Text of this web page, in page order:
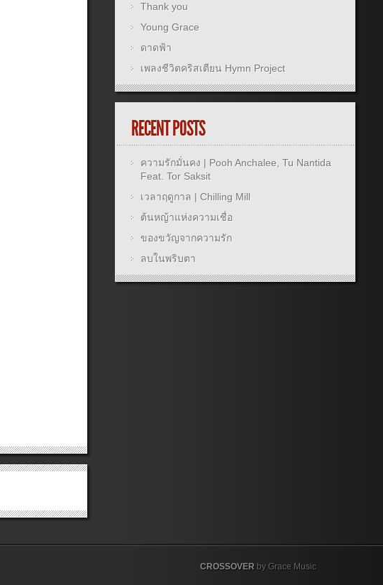
Thank you
Young Grace
ดาดฟ้า
เพลงชีวิตคริสเตียน Hymn Project
RECENT POSTS
ความรักมั่นคง | Pooh Anchalee, Tu Nantida
Feat. Tor Saksit
เวลาฤดูกาล | Chilling Mill
ต้นหญ้าแห่งความเชื่อ
ของขวัญจากความรัก
ลบในพริบตา
CROSSOVERby Grace Music